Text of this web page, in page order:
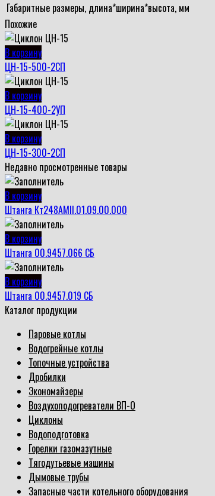
Габаритные размеры, длина*ширина*высота, мм
Похожие
В корзину
ЦН-15-500-2СП
В корзину
ЦН-15-400-2УП
В корзину
ЦН-15-300-2СП
Недавно просмотренные товары
В корзину
Штанга Кт248АМII.01.09.00.000
В корзину
Штанга 00.9457.066 СБ
В корзину
Штанга 00.9457.019 СБ
Каталог продукции
Паровые котлы
Водогрейные котлы
Топочные устройства
Дробилки
Экономайзеры
Воздухоподогреватели ВП-О
Циклоны
Водоподготовка
Горелки газомазутные
Тягодутьевые машины
Дымовые трубы
Запасные части котельного оборудования